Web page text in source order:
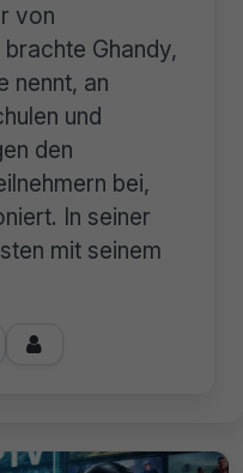
von
Ghandy,
nennt, an
und
den
bei,
In seiner
mit seinem
